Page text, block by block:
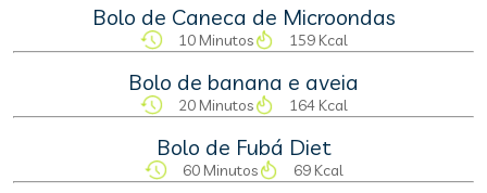
Bolo de Caneca de Microondas
10 Minutos 159 Kcal
Bolo de banana e aveia
20 Minutos 164 Kcal
Bolo de Fubá Diet
60 Minutos 69 Kcal